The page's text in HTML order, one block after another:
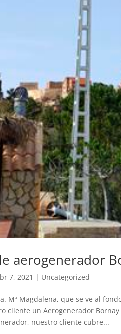
aerogenerador
7, 2021 | Uncategorized
Mª Magdalena, que se ve al
cliente un Aerogenerador
nuestro cliente cubre...